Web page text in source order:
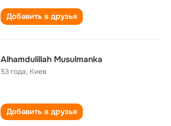
Добавить в друзья
Alhamdulillah Musulmanka
53 года, Киев
Добавить в друзья